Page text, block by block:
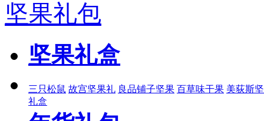
坚果礼包
坚果礼盒
三只松鼠 故宫坚果礼 良品铺子坚果 百草味干果 美荻斯
礼盒